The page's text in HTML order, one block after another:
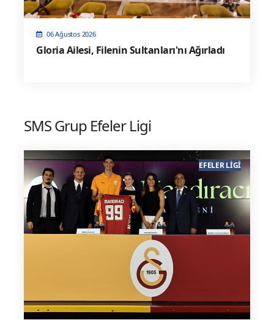
06 Ağustos 2026
Gloria Ailesi, Filenin Sultanları'nı Ağırladı
SMS Grup Efeler Ligi
EFELER LIGI